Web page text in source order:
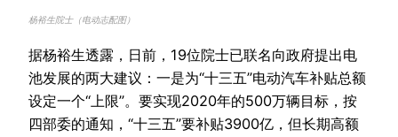
杨裕生院士（电动志配图）
据杨裕生透露，日前，19位院士已联名向政府提出电
池发展的两大建议：一是为“十三五”电动汽车补贴总额
设定一个“上限”。要实现2020年的500万辆目标，按
四部委的通知，“十三五”要补贴3900亿，但长期高额